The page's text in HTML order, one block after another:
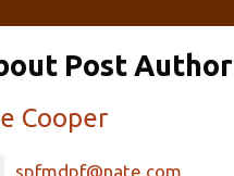
Post Author
Cooper
spfmdpf@nate.com